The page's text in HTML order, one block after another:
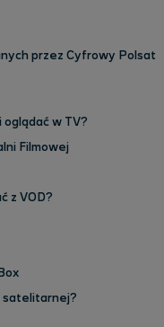
przez Cyfrowy Polsat
oglądać w TV?
Filmowej
z VOD?
satelitarnej?